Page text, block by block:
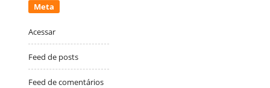
Meta
Acessar
Feed de posts
Feed de comentários